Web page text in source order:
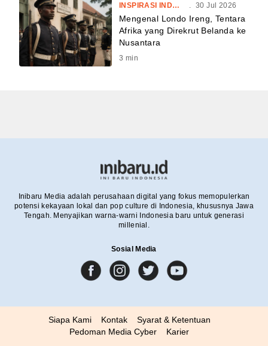
INSPIRASI INDONESIA . 30 Jul 2026
Mengenal Londo Ireng, Tentara
Afrika yang Direkrut Belanda ke
Nusantara
3 min
Inibaru Media adalah perusahaan digital yang fokus memopulerkan
potensi kekayaan lokal dan pop culture di Indonesia, khususnya Jawa
Tengah. Menyajikan warna-warni Indonesia baru untuk generasi
millenial.
Sosial Media
Siapa Kami Kontak
Syarat & Ketentuan
Pedoman Media Cyber
Karier